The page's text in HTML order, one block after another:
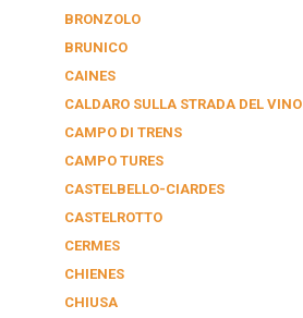
BRONZOLO
BRUNICO
CAINES
CALDARO SULLA STRADA DEL VINO
CAMPO DI TRENS
CAMPO TURES
CASTELBELLO-CIARDES
CASTELROTTO
CERMES
CHIENES
CHIUSA